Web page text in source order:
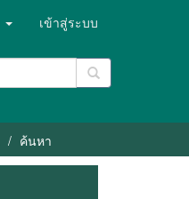
เข้าสู่ระบบ
ค้นหา